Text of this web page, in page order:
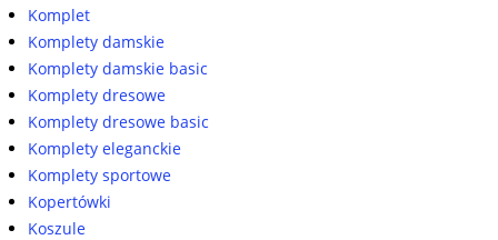
Komplet
Komplety damskie
Komplety damskie basic
Komplety dresowe
Komplety dresowe basic
Komplety eleganckie
Komplety sportowe
Kopertówki
Koszule